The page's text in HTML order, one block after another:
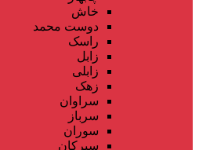
خاش
دوست محمد
راسک
زابل
زابلی
زهک
سراوان
سرباز
سوران
سیرکان